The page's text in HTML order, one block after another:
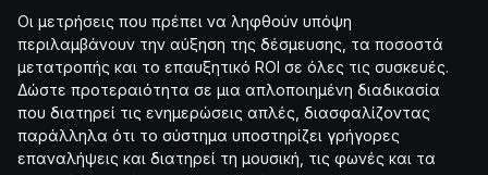
Οι μετρήσεις που πρέπει να ληφθούν υπόψη
περιλαμβάνουν την αύξηση της δέσμευσης, τα ποσοστά
μετατροπής και το επαυξητικό ROI σε όλες τις συσκευές.
Δώστε προτεραιότητα σε μια απλοποιημένη διαδικασία
που διατηρεί τις ενημερώσεις απλές, διασφαλίζοντας
παράλληλα ότι το σύστημα υποστηρίζει γρήγορες
επαναλήψεις και διατηρεί τη μουσική, τις φωνές και τα